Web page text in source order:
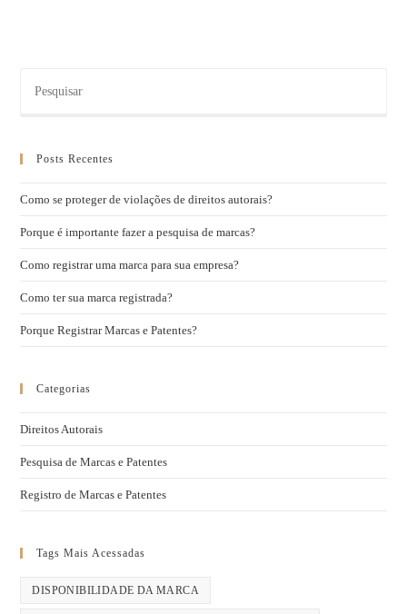
Posts Recentes
Como se proteger de violações de direitos autorais?
Porque é importante fazer a pesquisa de marcas?
Como registrar uma marca para sua empresa?
Como ter sua marca registrada?
Porque Registrar Marcas e Patentes?
Categorias
Direitos Autorais
Pesquisa de Marcas e Patentes
Registro de Marcas e Patentes
Tags Mais Acessadas
DISPONIBILIDADE DA MARCA